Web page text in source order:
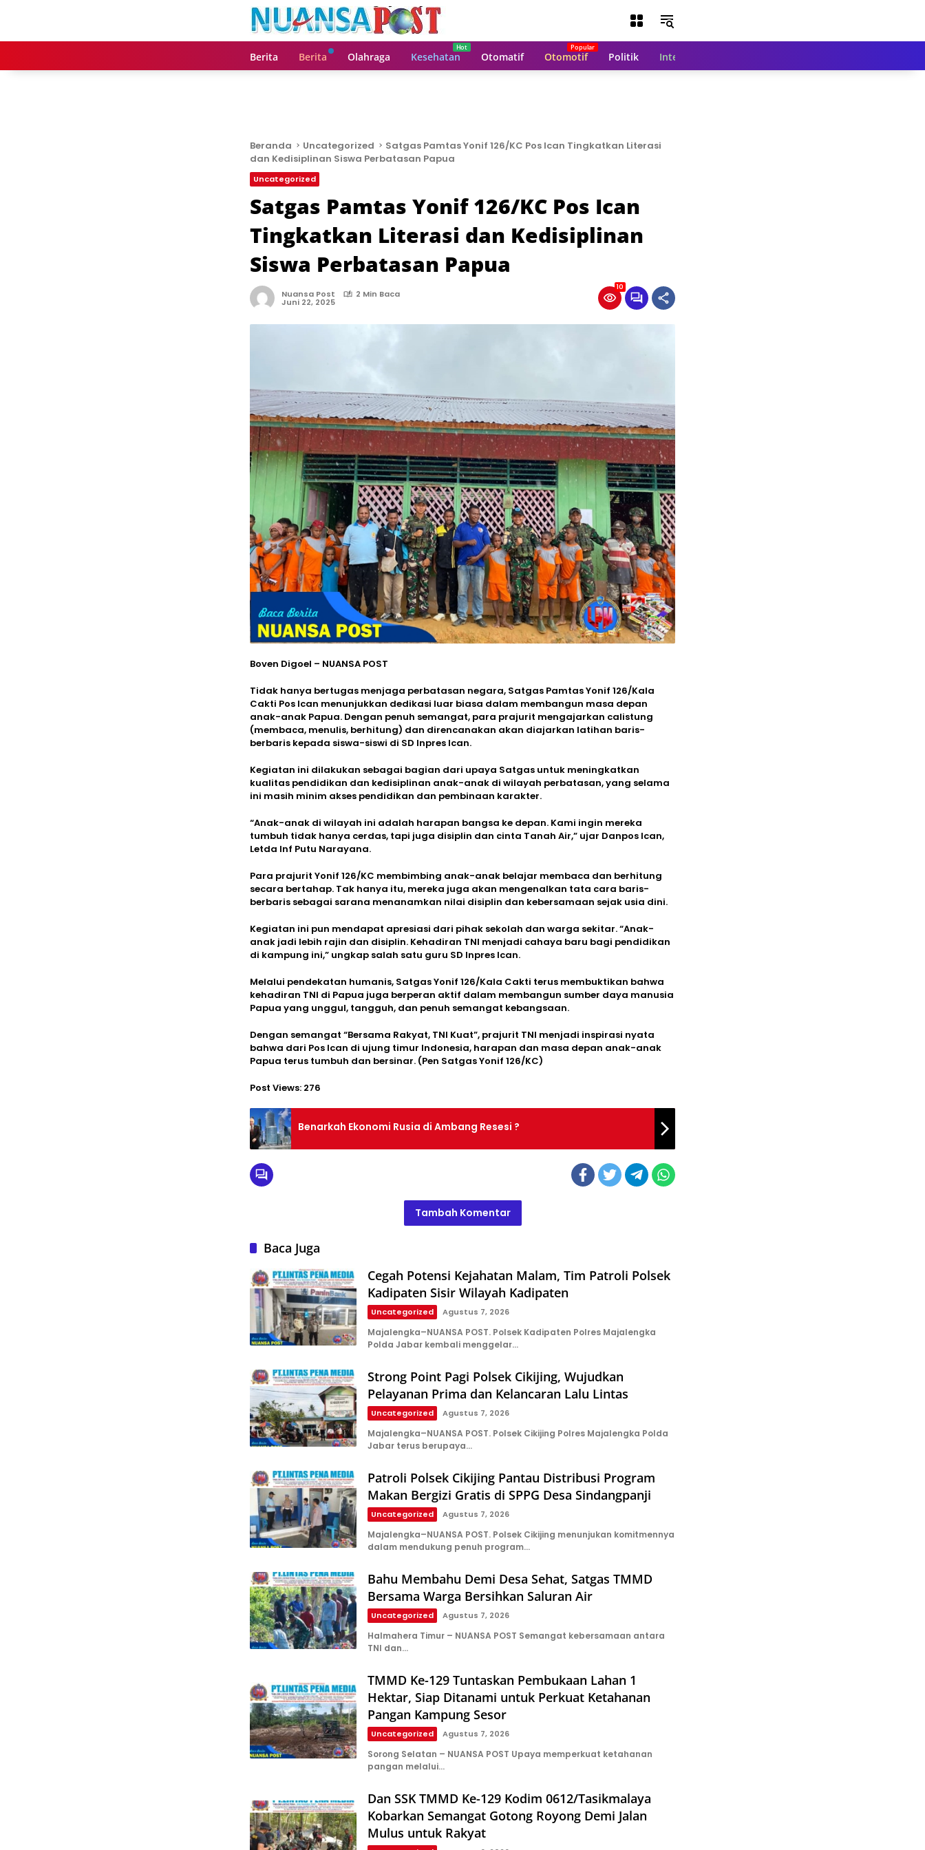
Berita Berita Olahraga Kesehatan Otomatif Otomotif Politik Internasional
Beranda Uncategorized
Satgas Pamtas Yonif 126/KC Pos Ican Tingkatkan Literasi
dan Kedisiplinan Siswa Perbatasan Papua
Uncategorized
Satgas Pamtas Yonif 126/KC Pos Ican
Tingkatkan Literasi dan Kedisiplinan
Siswa Perbatasan Papua
Nuansa Post 2 Min Baca
Juni 22, 2025
10
Boven Digoel – NUANSA POST
Tidak hanya bertugas menjaga perbatasan negara, Satgas Pamtas Yonif 126/Kala
Cakti Pos Ican menunjukkan dedikasi luar biasa dalam membangun masa depan
anak-anak Papua. Dengan penuh semangat, para prajurit mengajarkan calistung
(membaca, menulis, berhitung) dan direncanakan akan diajarkan latihan baris-
berbaris kepada siswa-siswi di SD Inpres Ican.
Kegiatan ini dilakukan sebagai bagian dari upaya Satgas untuk meningkatkan
kualitas pendidikan dan kedisiplinan anak-anak di wilayah perbatasan, yang selama
ini masih minim akses pendidikan dan pembinaan karakter.
“Anak-anak di wilayah ini adalah harapan bangsa ke depan. Kami ingin mereka
tumbuh tidak hanya cerdas, tapi juga disiplin dan cinta Tanah Air,” ujar Danpos Ican,
Letda Inf Putu Narayana.
Para prajurit Yonif 126/KC membimbing anak-anak belajar membaca dan berhitung
secara bertahap. Tak hanya itu, mereka juga akan mengenalkan tata cara baris-
berbaris sebagai sarana menanamkan nilai disiplin dan kebersamaan sejak usia dini.
Kegiatan ini pun mendapat apresiasi dari pihak sekolah dan warga sekitar. “Anak-
anak jadi lebih rajin dan disiplin. Kehadiran TNI menjadi cahaya baru bagi pendidikan
di kampung ini,” ungkap salah satu guru SD Inpres Ican.
Melalui pendekatan humanis, Satgas Yonif 126/Kala Cakti terus membuktikan bahwa
kehadiran TNI di Papua juga berperan aktif dalam membangun sumber daya manusia
Papua yang unggul, tangguh, dan penuh semangat kebangsaan.
Dengan semangat “Bersama Rakyat, TNI Kuat”, prajurit TNI menjadi inspirasi nyata
bahwa dari Pos Ican di ujung timur Indonesia, harapan dan masa depan anak-anak
Papua terus tumbuh dan bersinar. (Pen Satgas Yonif 126/KC)
Post Views: 276
Benarkah Ekonomi Rusia di Ambang Resesi ?
Tambah Komentar
Baca Juga
Cegah Potensi Kejahatan Malam, Tim Patroli Polsek
Kadipaten Sisir Wilayah Kadipaten
Uncategorized Agustus 7, 2026
Majalengka–NUANSA POST. Polsek Kadipaten Polres Majalengka
Polda Jabar kembali menggelar…
Strong Point Pagi Polsek Cikijing, Wujudkan
Pelayanan Prima dan Kelancaran Lalu Lintas
Uncategorized Agustus 7, 2026
Majalengka–NUANSA POST. Polsek Cikijing Polres Majalengka Polda
Jabar terus berupaya…
Patroli Polsek Cikijing Pantau Distribusi Program
Makan Bergizi Gratis di SPPG Desa Sindangpanji
Uncategorized Agustus 7, 2026
Majalengka–NUANSA POST. Polsek Cikijing menunjukan komitmennya
dalam mendukung penuh program…
Bahu Membahu Demi Desa Sehat, Satgas TMMD
Bersama Warga Bersihkan Saluran Air
Uncategorized Agustus 7, 2026
Halmahera Timur – NUANSA POST Semangat kebersamaan antara
TNI dan…
TMMD Ke-129 Tuntaskan Pembukaan Lahan 1
Hektar, Siap Ditanami untuk Perkuat Ketahanan
Pangan Kampung Sesor
Uncategorized Agustus 7, 2026
Sorong Selatan – NUANSA POST Upaya memperkuat ketahanan
pangan melalui…
Dan SSK TMMD Ke-129 Kodim 0612/Tasikmalaya
Kobarkan Semangat Gotong Royong Demi Jalan
Mulus untuk Rakyat